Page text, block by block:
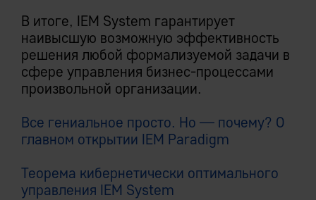
В итоге, IEM System гарантирует
наивысшую возможную эффективность
решения любой формализуемой задачи в
сфере управления бизнес-процессами
произвольной организации.
Все гениальное просто. Но — почему? О
главном открытии IEM Paradigm
Теорема кибернетически оптимального
управления IEM System